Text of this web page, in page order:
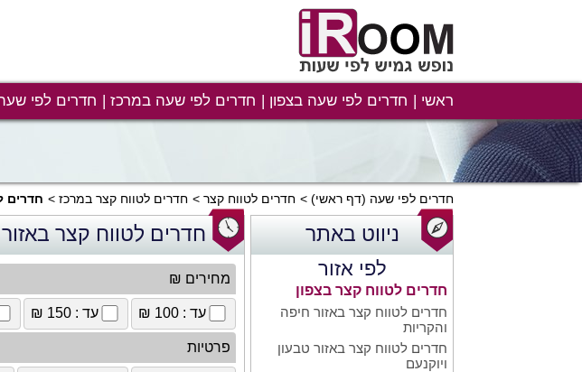
ראשי חדרים לפי שעה בצפון חדרים לפי שעה במרכז חדרים לפי
חדרים לפי שעה (דף ראשי) חדרים לטווח קצר חדרים לטווח קצר במרכז חדרים
ניווט באתר
לפי אזור
חדרים לטווח קצר בצפון
חדרים לטווח קצר באזור חיפה
והקריות
חדרים לטווח קצר באזור טבעון
ויוקנעם
חדרים לטווח קצר
מחירים ₪
עד : 100 ₪ עד : 150 ₪
פרטיות